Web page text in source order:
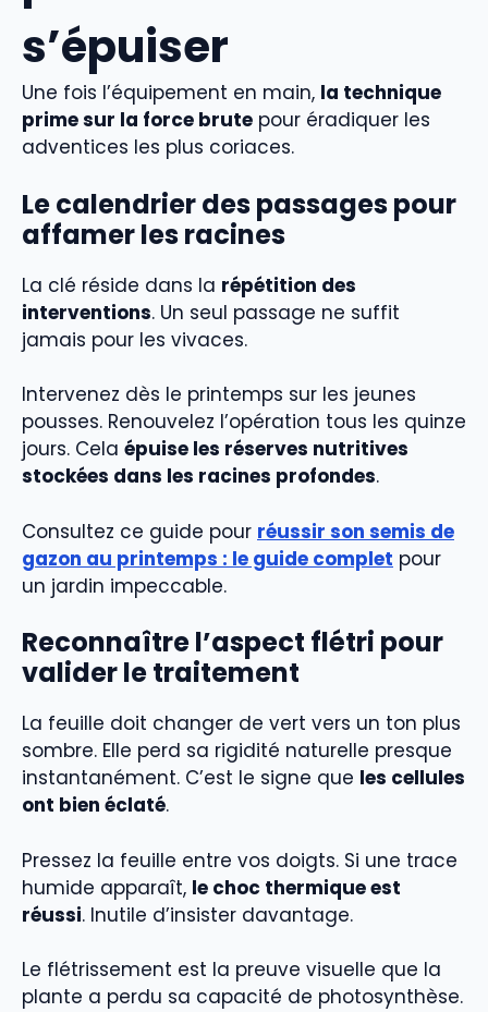
s’épuiser
Une fois l’équipement en main, la technique
prime sur la force brute pour éradiquer les
adventices les plus coriaces.
Le calendrier des passages pour
affamer les racines
La clé réside dans la répétition des
interventions. Un seul passage ne suffit
jamais pour les vivaces.
Intervenez dès le printemps sur les jeunes
pousses. Renouvelez l’opération tous les quinze
jours. Cela épuise les réserves nutritives
stockées dans les racines profondes.
Consultez ce guide pour réussir son semis de
gazon au printemps : le guide complet pour
un jardin impeccable.
Reconnaître l’aspect flétri pour
valider le traitement
La feuille doit changer de vert vers un ton plus
sombre. Elle perd sa rigidité naturelle presque
instantanément. C’est le signe que les cellules
ont bien éclaté.
Pressez la feuille entre vos doigts. Si une trace
humide apparaît, le choc thermique est
réussi. Inutile d’insister davantage.
Le flétrissement est la preuve visuelle que la
plante a perdu sa capacité de photosynthèse.